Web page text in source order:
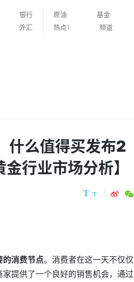
银行
外汇
原油 基金
热点1
频道
什么值得买发布2
行业市场分析】
的消费节点。消费者在这一天不仅仅
提供了一个良好的销售机会，通过